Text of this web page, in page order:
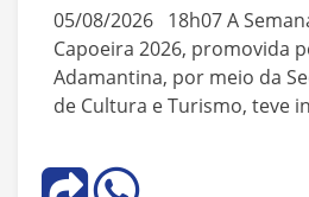
05/08/2026 18h07 A
Capoeira 2026, promovida
Adamantina, por meio da
de Cultura e Turismo, teve